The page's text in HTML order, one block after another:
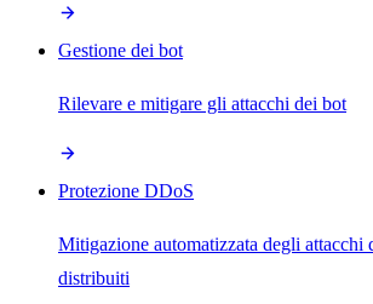
Gestione dei bot
Rilevare e mitigare gli attacchi dei bot
Protezione DDoS
Mitigazione automatizzata degli attacchi
distribuiti